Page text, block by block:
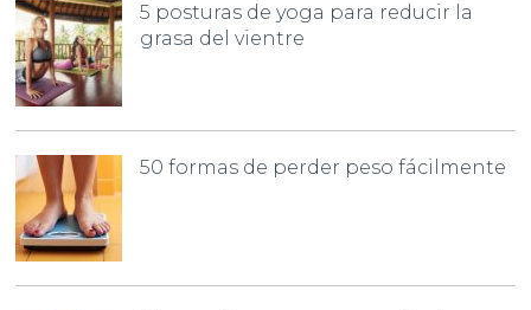
5 posturas de yoga para reducir la
grasa del vientre
50 formas de perder peso fácilmente